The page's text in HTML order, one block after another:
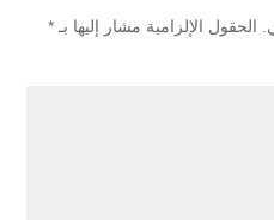
الحقول الإلزامية مشار إليها بـ *